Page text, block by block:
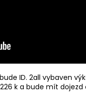
ID. 2all vybaven
k a bude mít dojezd